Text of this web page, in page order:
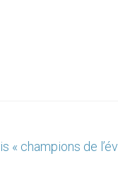
« champions de